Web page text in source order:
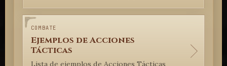
Cuervo SRM Lite.
COMBATE
Ejemplos de Acciones
Tácticas
Lista de ejemplos de Acciones Tácticas